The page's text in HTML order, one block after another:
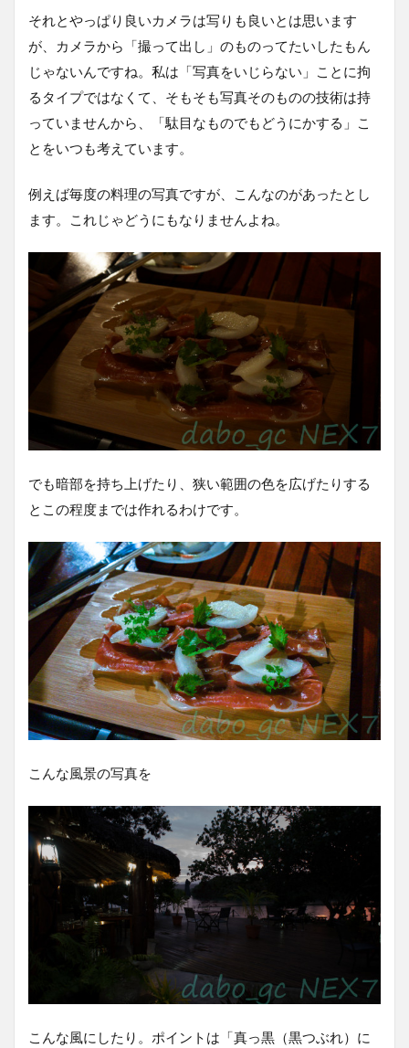
それとやっぱり良いカメラは写りも良いとは思います
が、カメラから「撮って出し」のものってたいしたもん
じゃないんですね。私は「写真をいじらない」ことに拘
るタイプではなくて、そもそも写真そのものの技術は持
っていませんから、「駄目なものでもどうにかする」こ
とをいつも考えています。
例えば毎度の料理の写真ですが、こんなのがあったとし
ます。これじゃどうにもなりませんよね。
でも暗部を持ち上げたり、狭い範囲の色を広げたりする
とこの程度までは作れるわけです。
こんな風景の写真を
こんな風にしたり。ポイントは「真っ黒（黒つぶれ）に